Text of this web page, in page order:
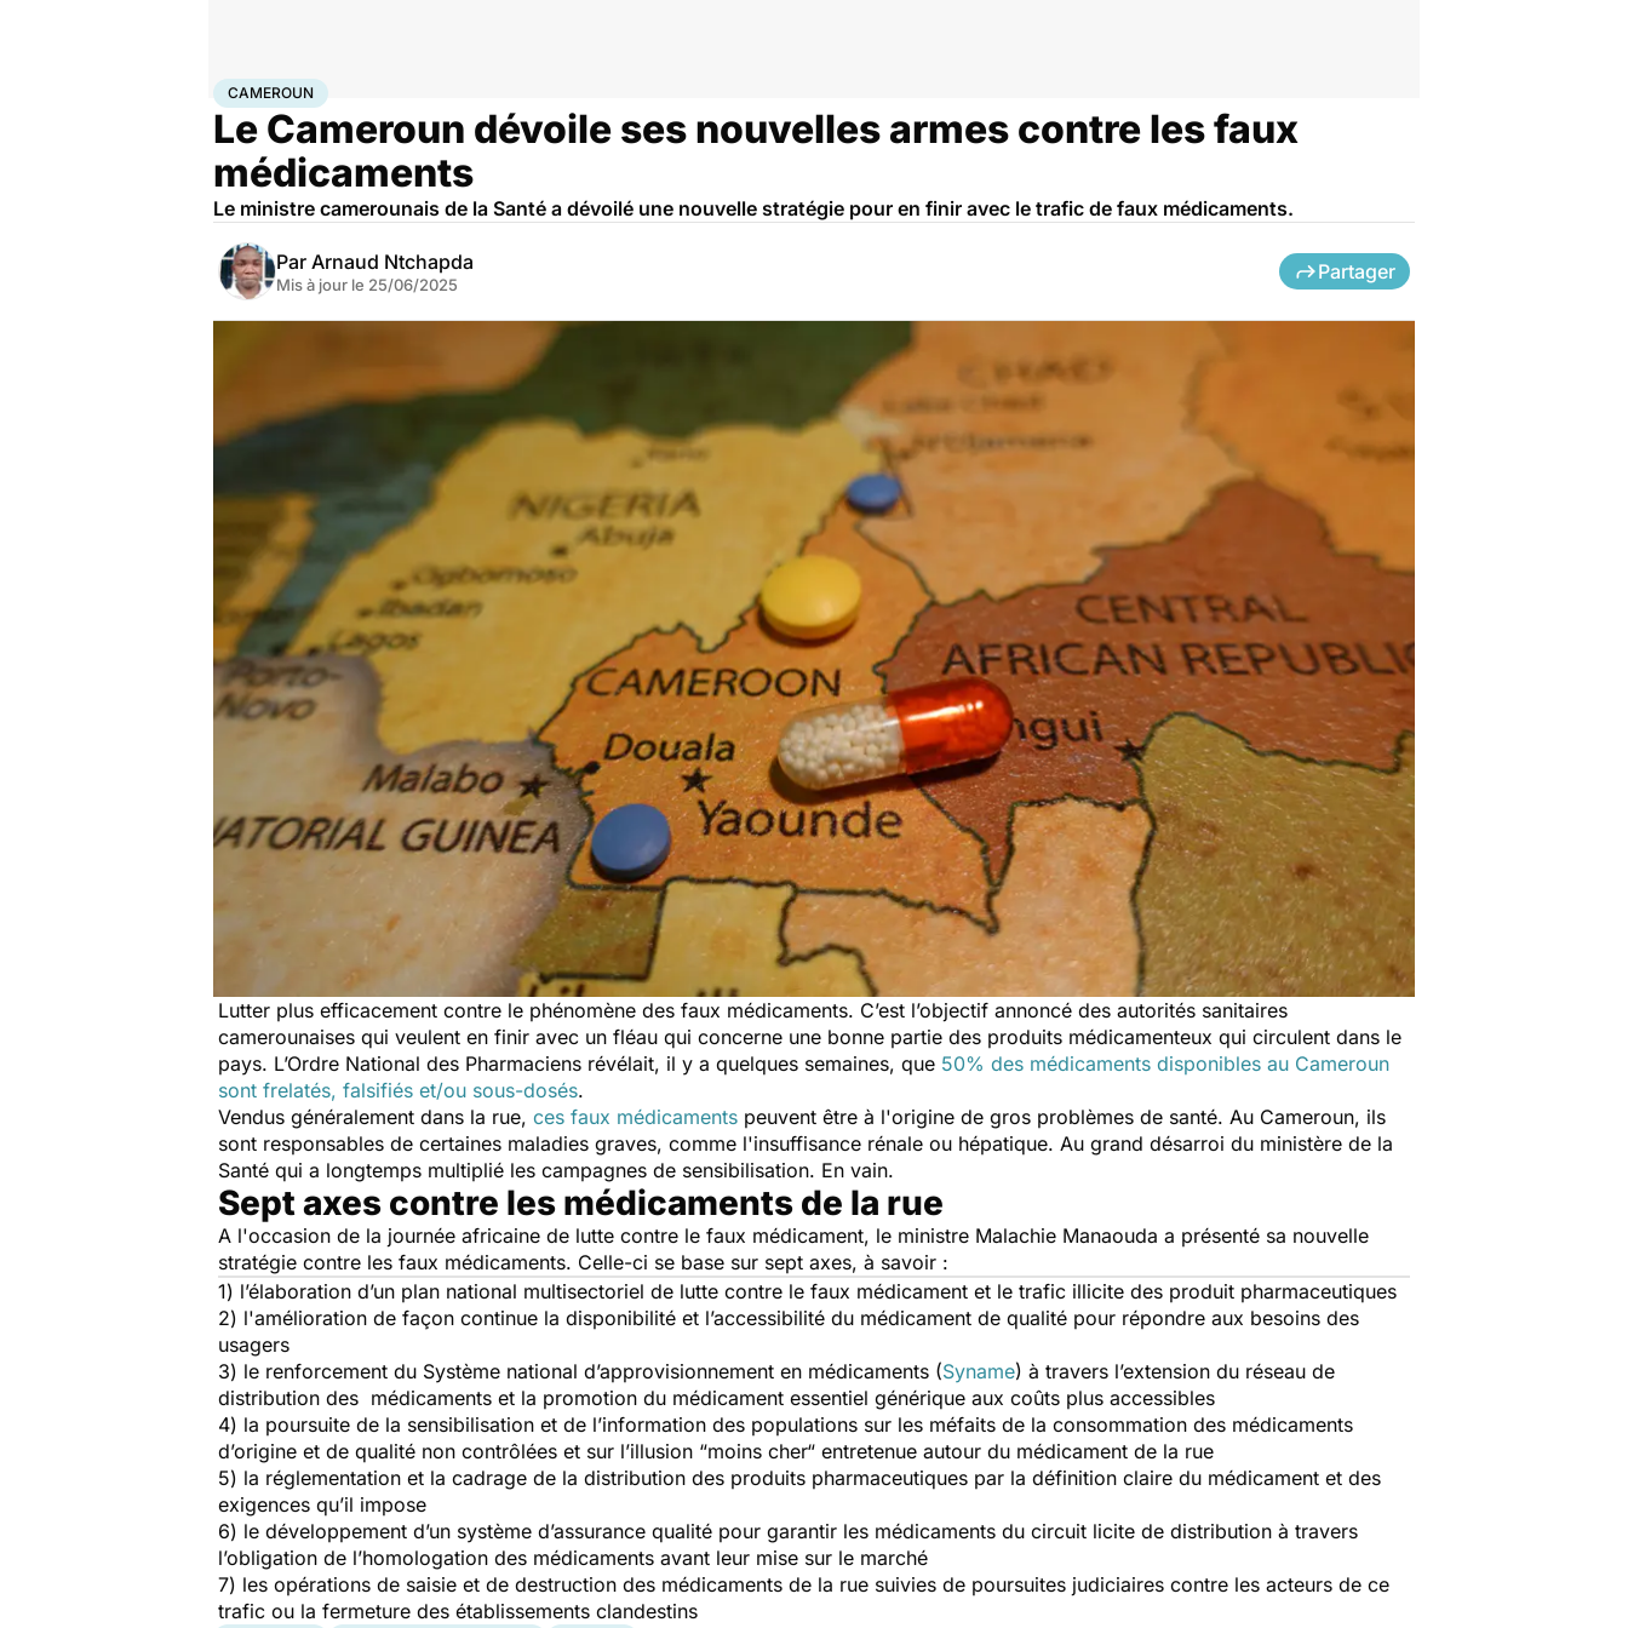
AccueilSantéMédicaments
CAMEROUN
Le Cameroun dévoile ses nouvelles armes contre les faux
médicaments
Le ministre camerounais de la Santé a dévoilé une nouvelle stratégie pour en finir avec le trafic de faux médicaments.
Par Arnaud Ntchapda
Mis à jour le 25/06/2025
Partager
Lutter plus efficacement contre le phénomène des faux médicaments. C’est l’objectif annoncé des autorités sanitaires
camerounaises qui veulent en finir avec un fléau qui concerne une bonne partie des produits médicamenteux qui circulent dans le
pays. L’Ordre National des Pharmaciens révélait, il y a quelques semaines, que 50% des médicaments disponibles au Cameroun
sont frelatés, falsifiés et/ou sous-dosés.
Vendus généralement dans la rue, ces faux médicaments peuvent être à l'origine de gros problèmes de santé. Au Cameroun, ils
sont responsables de certaines maladies graves, comme l'insuffisance rénale ou hépatique. Au grand désarroi du ministère de la
Santé qui a longtemps multiplié les campagnes de sensibilisation. En vain.
Sept axes contre les médicaments de la rue
A l'occasion de la journée africaine de lutte contre le faux médicament, le ministre Malachie Manaouda a présenté sa nouvelle
stratégie contre les faux médicaments. Celle-ci se base sur sept axes, à savoir :
1) l’élaboration d’un plan national multisectoriel de lutte contre le faux médicament et le trafic illicite des produit pharmaceutiques
2) l'amélioration de façon continue la disponibilité et l’accessibilité du médicament de qualité pour répondre aux besoins des
usagers
3) le renforcement du Système national d’approvisionnement en médicaments (Syname) à travers l’extension du réseau de
distribution des médicaments et la promotion du médicament essentiel générique aux coûts plus accessibles
4) la poursuite de la sensibilisation et de l’information des populations sur les méfaits de la consommation des médicaments
d’origine et de qualité non contrôlées et sur l’illusion “moins cher“ entretenue autour du médicament de la rue
5) la réglementation et la cadrage de la distribution des produits pharmaceutiques par la définition claire du médicament et des
exigences qu’il impose
6) le développement d’un système d’assurance qualité pour garantir les médicaments du circuit licite de distribution à travers
l’obligation de l’homologation des médicaments avant leur mise sur le marché
7) les opérations de saisie et de destruction des médicaments de la rue suivies de poursuites judiciaires contre les acteurs de ce
trafic ou la fermeture des établissements clandestins